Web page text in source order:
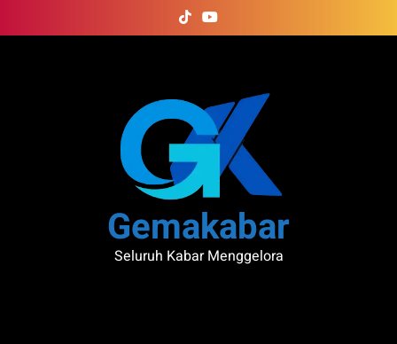
to
Gemakabar
Seluruh Kabar Menggelora